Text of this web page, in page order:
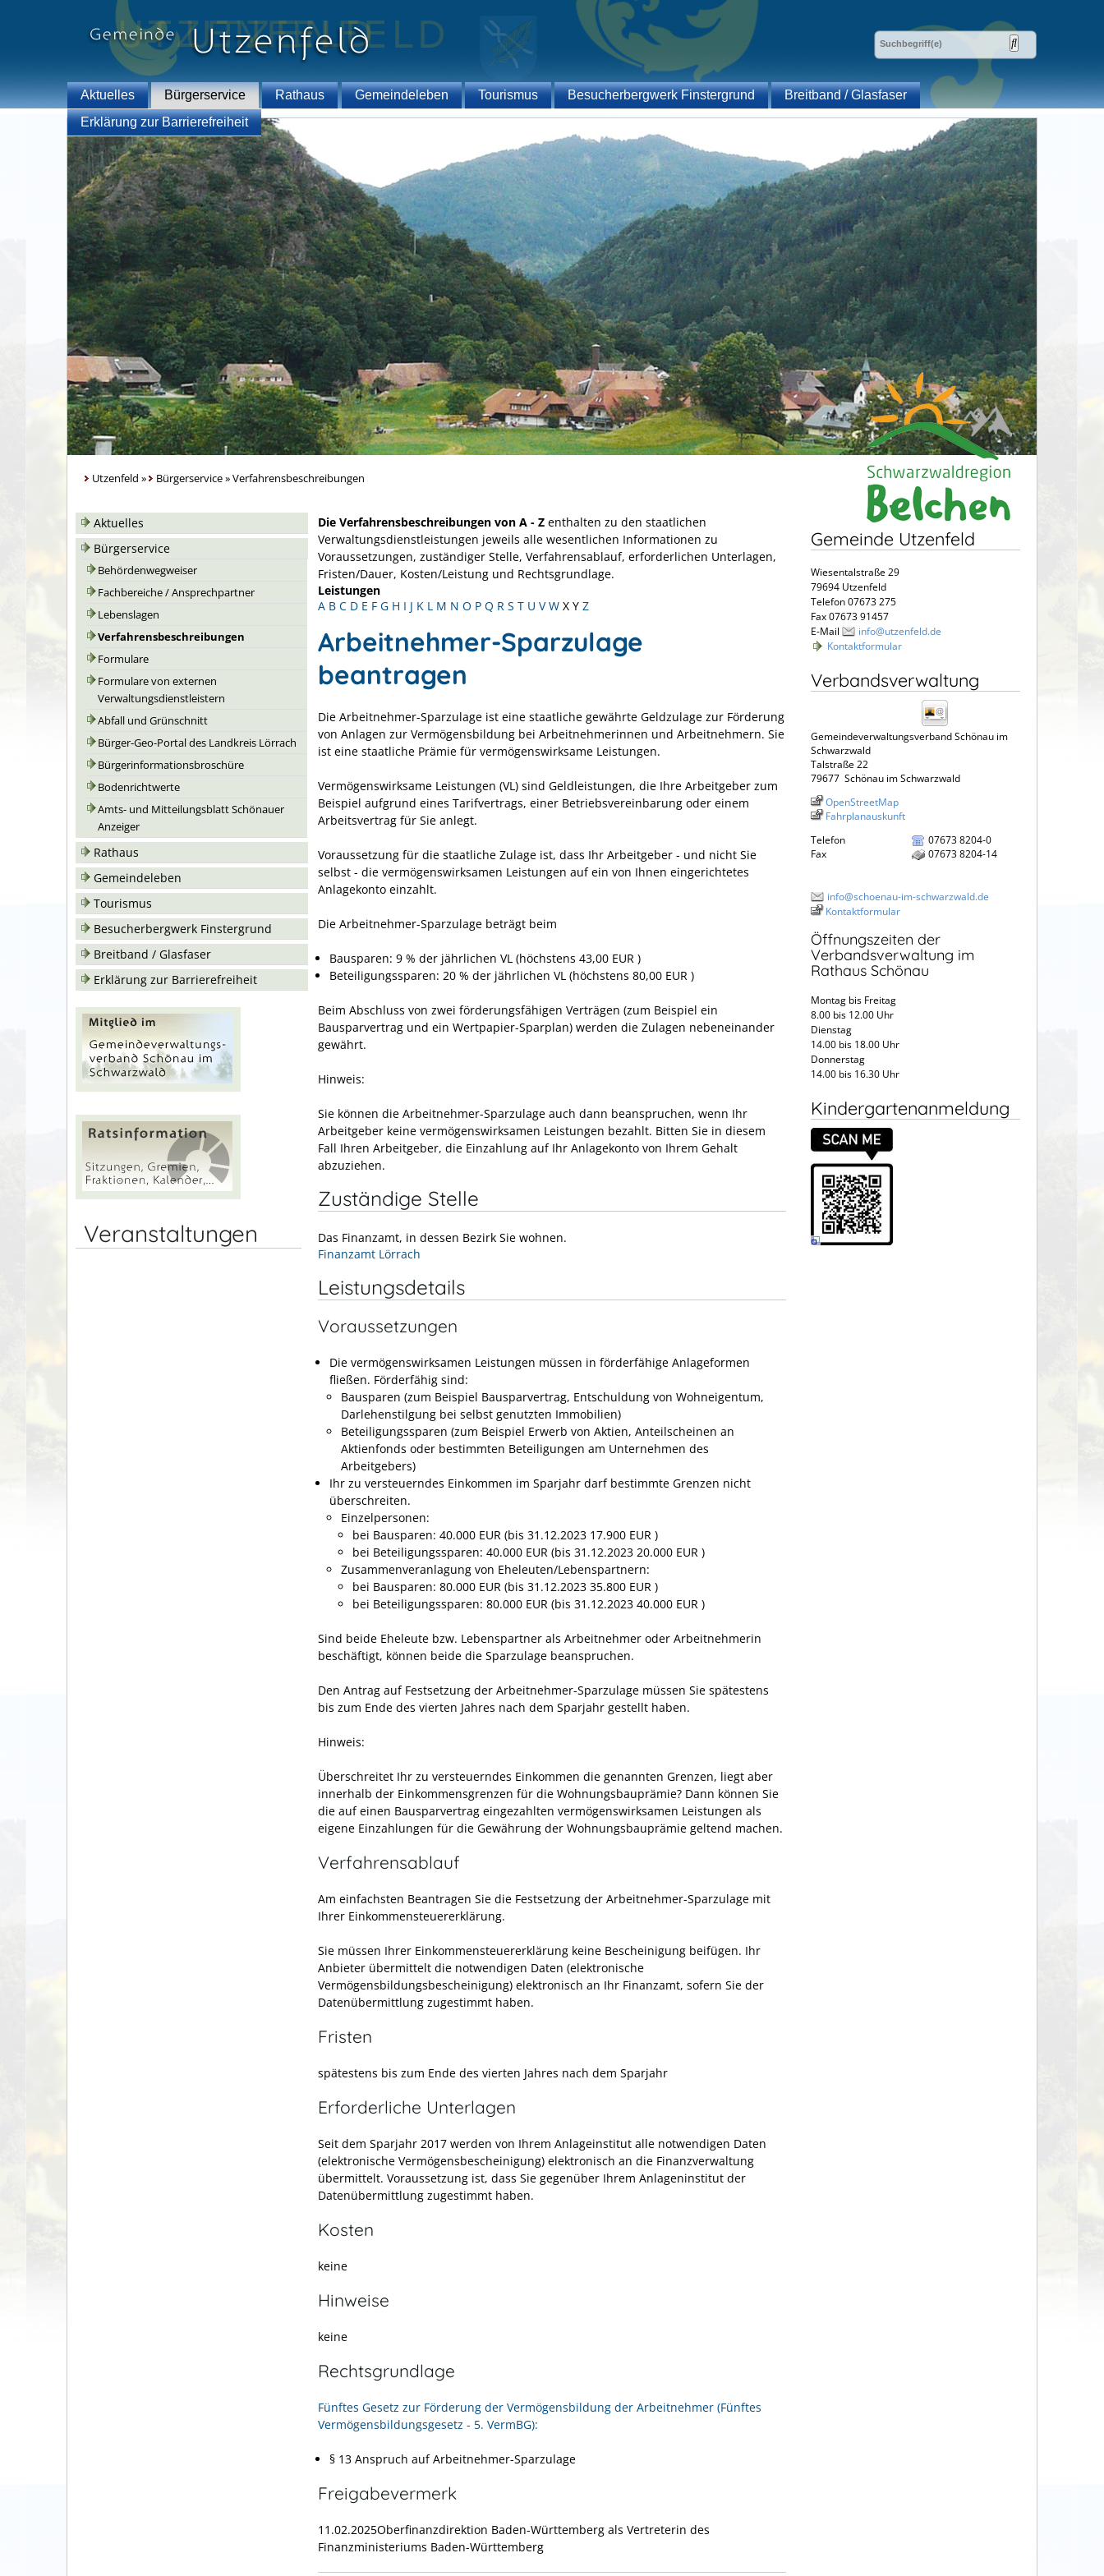
Aktuelles Bürgerservice Rathaus Gemeindeleben Tourismus Besucherbergwerk Finstergrund
Breitband / Glasfaser
Erklärung zur Barrierefreiheit
Utzenfeld » Bürgerservice»Verfahrensbeschreibungen
Aktuelles
Bürgerservice
Behördenwegweiser
Fachbereiche / Ansprechpartner
Lebenslagen
Verfahrensbeschreibungen
Formulare
Formulare von externen
Verwaltungsdienstleistern
Abfall und Grünschnitt
Bürger-Geo-Portal des Landkreis Lörrach
Bürgerinformationsbroschüre
Bodenrichtwerte
Amts- und Mitteilungsblatt Schönauer
Anzeiger
Rathaus
Gemeindeleben
Tourismus
Besucherbergwerk Finstergrund
Breitband / Glasfaser
Erklärung zur Barrierefreiheit
Veranstaltungen
Die Verfahrensbeschreibungen von A - Z enthalten zu den staatlichen
Verwaltungsdienstleistungen jeweils alle wesentlichen Informationen zu
Voraussetzungen, zuständiger Stelle, Verfahrensablauf, erforderlichen Unterlagen,
Fristen/Dauer, Kosten/Leistung und Rechtsgrundlage.
Leistungen
A B C D E F G H I J K L M N O P Q R S T U V W X Y Z
Arbeitnehmer-Sparzulage
beantragen
Die Arbeitnehmer-Sparzulage ist eine staatliche gewährte Geldzulage zur Förderung
von Anlagen zur Vermögensbildung bei Arbeitnehmerinnen und Arbeitnehmern. Sie
ist eine staatliche Prämie für vermögenswirksame Leistungen.
Vermögenswirksame Leistungen (VL) sind Geldleistungen, die Ihre Arbeitgeber zum
Beispiel aufgrund eines Tarifvertrags, einer Betriebsvereinbarung oder einem
Arbeitsvertrag für Sie anlegt.
Voraussetzung für die staatliche Zulage ist, dass Ihr Arbeitgeber - und nicht Sie
selbst - die vermögenswirksamen Leistungen auf ein von Ihnen eingerichtetes
Anlagekonto einzahlt.
Die Arbeitnehmer-Sparzulage beträgt beim
Bausparen: 9 % der jährlichen VL (höchstens 43,00 EUR )
Beteiligungssparen: 20 % der jährlichen VL (höchstens 80,00 EUR )
Beim Abschluss von zwei förderungsfähigen Verträgen (zum Beispiel ein
Bausparvertrag und ein Wertpapier-Sparplan) werden die Zulagen nebeneinander
gewährt.
Hinweis:
Sie können die Arbeitnehmer-Sparzulage auch dann beanspruchen, wenn Ihr
Arbeitgeber keine vermögenswirksamen Leistungen bezahlt. Bitten Sie in diesem
Fall Ihren Arbeitgeber, die Einzahlung auf Ihr Anlagekonto von Ihrem Gehalt
abzuziehen.
Zuständige Stelle
Das Finanzamt, in dessen Bezirk Sie wohnen.
Finanzamt Lörrach
Leistungsdetails
Voraussetzungen
Die vermögenswirksamen Leistungen müssen in förderfähige Anlageformen
fließen. Förderfähig sind:
Bausparen (zum Beispiel Bausparvertrag, Entschuldung von Wohneigentum,
Darlehenstilgung bei selbst genutzten Immobilien)
Beteiligungssparen (zum Beispiel Erwerb von Aktien, Anteilscheinen an
Aktienfonds oder bestimmten Beteiligungen am Unternehmen des
Arbeitgebers)
Ihr zu versteuerndes Einkommen im Sparjahr darf bestimmte Grenzen nicht
überschreiten.
Einzelpersonen:
bei Bausparen: 40.000 EUR (bis 31.12.2023 17.900 EUR )
bei Beteiligungssparen: 40.000 EUR (bis 31.12.2023 20.000 EUR )
Zusammenveranlagung von Eheleuten/Lebenspartnern:
bei Bausparen: 80.000 EUR (bis 31.12.2023 35.800 EUR )
bei Beteiligungssparen: 80.000 EUR (bis 31.12.2023 40.000 EUR )
Sind beide Eheleute bzw. Lebenspartner als Arbeitnehmer oder Arbeitnehmerin
beschäftigt, können beide die Sparzulage beanspruchen.
Den Antrag auf Festsetzung der Arbeitnehmer-Sparzulage müssen Sie spätestens
bis zum Ende des vierten Jahres nach dem Sparjahr gestellt haben.
Hinweis:
Überschreitet Ihr zu versteuerndes Einkommen die genannten Grenzen, liegt aber
innerhalb der Einkommensgrenzen für die Wohnungsbauprämie? Dann können Sie
die auf einen Bausparvertrag eingezahlten vermögenswirksamen Leistungen als
eigene Einzahlungen für die Gewährung der Wohnungsbauprämie geltend machen.
Verfahrensablauf
Am einfachsten Beantragen Sie die Festsetzung der Arbeitnehmer-Sparzulage mit
Ihrer Einkommensteuererklärung.
Sie müssen Ihrer Einkommensteuererklärung keine Bescheinigung beifügen. Ihr
Anbieter übermittelt die notwendigen Daten (elektronische
Vermögensbildungsbescheinigung) elektronisch an Ihr Finanzamt, sofern Sie der
Datenübermittlung zugestimmt haben.
Fristen
spätestens bis zum Ende des vierten Jahres nach dem Sparjahr
Erforderliche Unterlagen
Seit dem Sparjahr 2017 werden von Ihrem Anlageinstitut alle notwendigen Daten
(elektronische Vermögensbescheinigung) elektronisch an die Finanzverwaltung
übermittelt. Voraussetzung ist, dass Sie gegenüber Ihrem Anlageninstitut der
Datenübermittlung zugestimmt haben.
Kosten
keine
Hinweise
keine
Rechtsgrundlage
Fünftes Gesetz zur Förderung der Vermögensbildung der Arbeitnehmer (Fünftes
Vermögensbildungsgesetz - 5. VermBG):
§ 13 Anspruch auf Arbeitnehmer-Sparzulage
Freigabevermerk
11.02.2025Oberfinanzdirektion Baden-Württemberg als Vertreterin des
Finanzministeriums Baden-Württemberg
Gemeinde Utzenfeld
Wiesentalstraße 29
79694 Utzenfeld
Telefon 07673 275
Fax 07673 91457
E-Mail
info@utzenfeld.de
Kontaktformular
Verbandsverwaltung
Gemeindeverwaltungsverband Schönau im
Schwarzwald
Talstraße 22
79677 Schönau im Schwarzwald
OpenStreetMap
Fahrplanauskunft
Telefon
07673 8204-0
Fax
07673 8204-14
info@schoenau-im-schwarzwald.de
Kontaktformular
Öffnungszeiten der
Verbandsverwaltung im
Rathaus Schönau
Montag bis Freitag
8.00 bis 12.00 Uhr
Dienstag
14.00 bis 18.00 Uhr
Donnerstag
14.00 bis 16.30 Uhr
Kindergartenanmeldung